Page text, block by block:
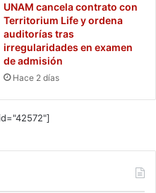
UNAM cancela contrato con
Territorium Life y ordena
auditorías tras
irregularidades en examen
de admisión
Hace 2 días